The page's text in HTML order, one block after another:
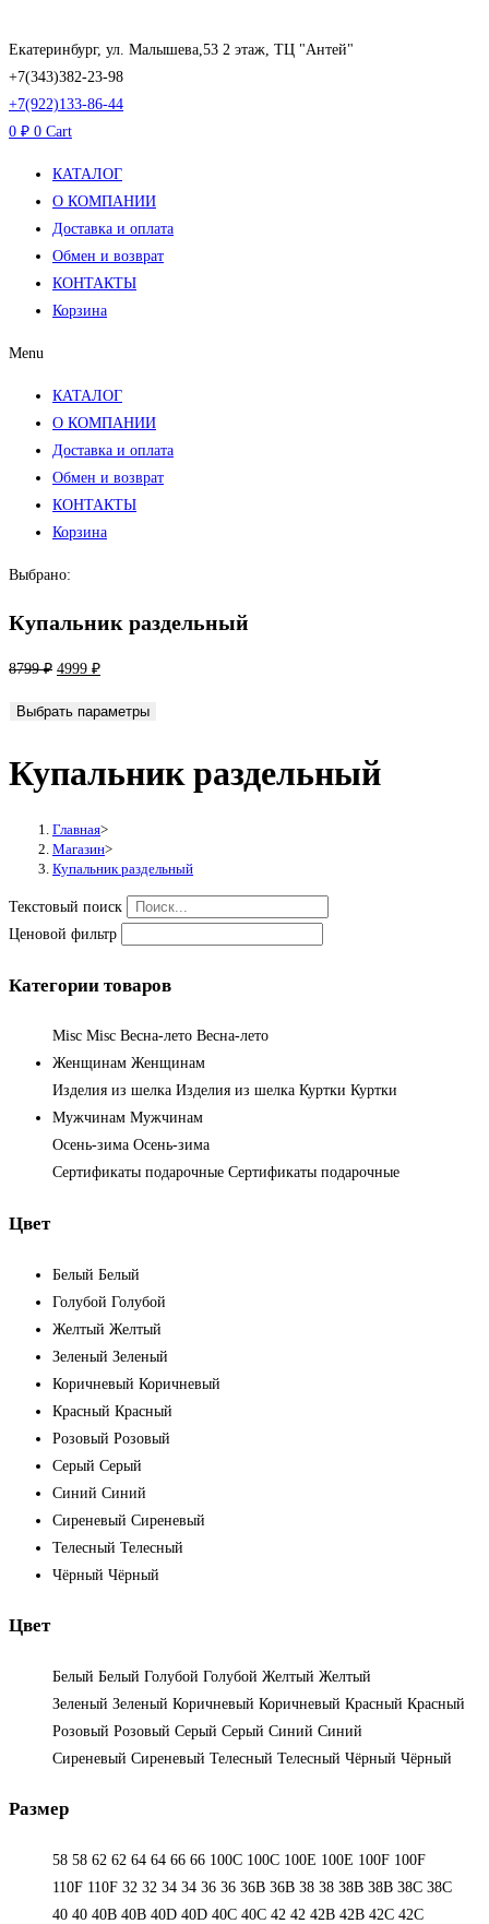
к
содержимому
Екатеринбург, ул. Малышева,53 2 этаж, ТЦ "Антей"
+7(343)382-23-98
+7(922)133-86-44
0 ₽ 0 Cart
КАТАЛОГ
О КОМПАНИИ
Доставка и оплата
Обмен и возврат
КОНТАКТЫ
Корзина
Menu
КАТАЛОГ
О КОМПАНИИ
Доставка и оплата
Обмен и возврат
КОНТАКТЫ
Корзина
Выбрано:
Купальник раздельный
8799₽ Первоначальная
составляла
4999 ₽Текущая
4999 ₽.
Выбрать параметры
Купальник раздельный
Главная>
Магазин>
Купальник раздельный
Текстовый поиск
Ценовой фильтр
Категории товаров
Misc Misc Весна-лето Весна-лето
Женщинам Женщинам
Изделия из шелка Изделия из шелка Куртки Куртки
Мужчинам Мужчинам
Осень-зима Осень-зима
Сертификаты подарочные Сертификаты подарочные
Цвет
Белый Белый
Голубой Голубой
Желтый Желтый
Зеленый Зеленый
Коричневый Коричневый
Красный Красный
Розовый Розовый
Серый Серый
Синий Синий
Сиреневый Сиреневый
Телесный Телесный
Чёрный Чёрный
Цвет
Белый Белый Голубой Голубой Желтый Желтый
Зеленый Зеленый Коричневый Коричневый Красный Красный
Розовый Розовый Серый Серый Синий Синий
Сиреневый Сиреневый Телесный Телесный Чёрный Чёрный
Размер
58 58 62 62 64 64 66 66 100C 100C 100E 100E 100F 100F
110F 110F 32 32 34 34 36 36 36B 36B 38 38 38B 38B 38С 38С
40 40 40B 40B 40D 40D 40С 40С 42 42 42B 42B 42C 42C